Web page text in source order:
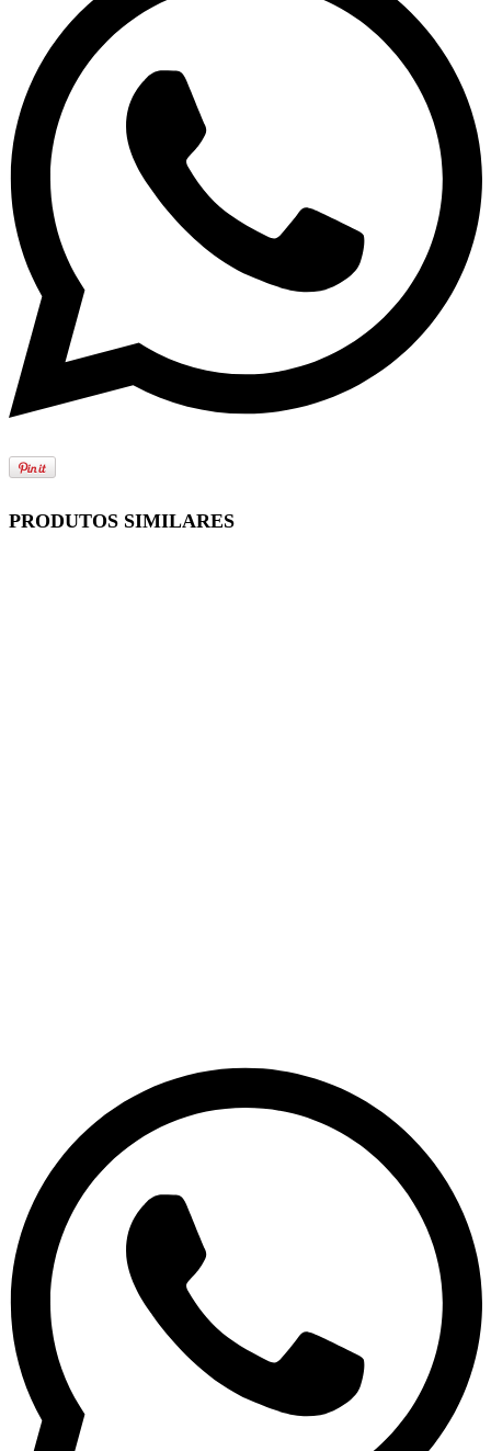
PRODUTOS SIMILARES